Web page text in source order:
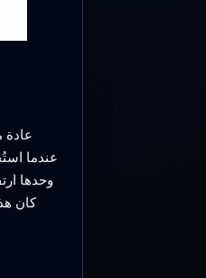
عادة